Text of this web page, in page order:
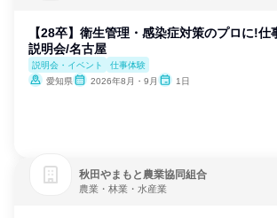
【28卒】衛生管理・感染症対策のプロに!仕
説明会/名古屋
説明会・イベント
仕事体験
愛知県
2026年8月・9月 1日
秋田やまもと農業協同組合
農業・林業・水産業